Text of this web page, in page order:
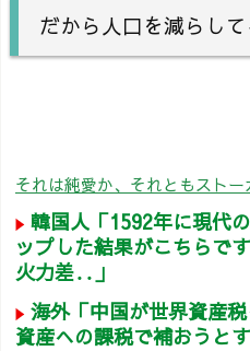
だから人口を減らして
それは純愛か、それともストー
韓国人「1592年に現代
ップした結果がこちらで
火力差‥」
海外「中国が世界資産
資産への課税で補おうとす